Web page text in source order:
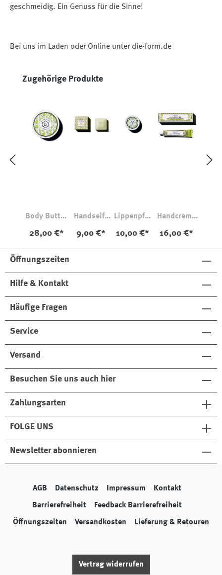
geschmeidig. Ein Genuss für die Sinne!
Bei uns im Laden oder Online unter die-form.de
Produktgalerie überspringen
Zugehörige Produkte
Body Butter
Protective
28,00 €*
Handseife
9,00 €*
Lippenpfle
Alantoine
10,00 €*
Handcreme
Protective
16,00 €*
Öffnungszeiten
Hilfe & Kontakt
Häufige Fragen
Service
Versand
Besuchen Sie uns auch hier
Zahlungsarten
FOLGE UNS
Newsletter abonnieren
AGB Datenschutz Impressum Kontakt
Barrierefreiheit Feedback Barrierefreiheit
Öffnungszeiten Versandkosten Lieferung & Retouren
Vertrag widerrufen